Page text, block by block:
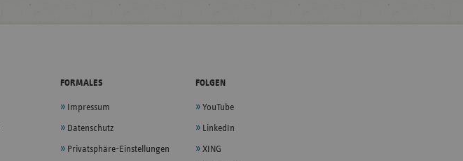
FORMALES
Impressum
Datenschutz
Privatsphäre-Einstellungen
FOLGEN
YouTube
LinkedIn
XING